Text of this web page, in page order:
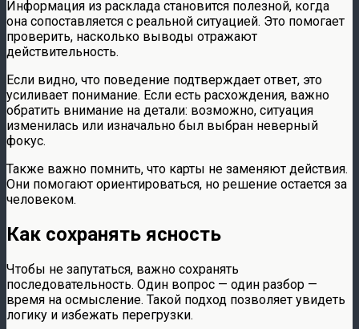
Информация из расклада становится полезной, когда
она сопоставляется с реальной ситуацией. Это помогает
проверить, насколько выводы отражают
действительность.
Если видно, что поведение подтверждает ответ, это
усиливает понимание. Если есть расхождения, важно
обратить внимание на детали: возможно, ситуация
изменилась или изначально был выбран неверный
фокус.
Также важно помнить, что карты не заменяют действия.
Они помогают ориентироваться, но решение остается за
человеком.
Как сохранять ясность
Чтобы не запутаться, важно сохранять
последовательность. Один вопрос — один разбор —
время на осмысление. Такой подход позволяет увидеть
логику и избежать перегрузки.